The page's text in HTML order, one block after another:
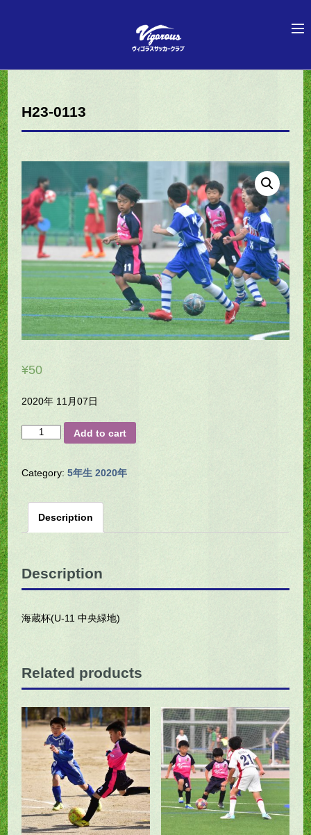
H23-0113
¥50
2020年 11月07日
H23-
quantity
Add to cart
Category:5年生 2020年
Description
Description
海蔵杯(U-11 中央緑地)
Related products